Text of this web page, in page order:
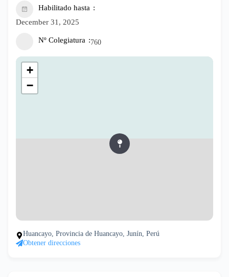
Habilitado hasta
December 31, 2025
Nº Colegiatura 760
+
−
Huancayo, Provincia de Huancayo, Junín, Perú
Obtener direcciones